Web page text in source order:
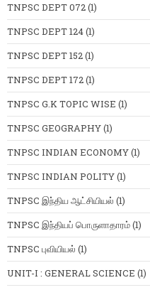
TNPSC DEPT 072(1)
TNPSC DEPT 124(1)
TNPSC DEPT 152(1)
TNPSC DEPT 172(1)
TNPSC G.K TOPIC WISE (1)
TNPSC GEOGRAPHY(1)
TNPSC INDIAN ECONOMY(1)
TNPSC INDIAN POLITY(1)
TNPSC இந்திய ஆட்சியியல் (1)
TNPSC இந்தியப் பொருளாதாரம்(1)
TNPSC புவியியல் (1)
UNIT-I : GENERAL SCIENCE (1)